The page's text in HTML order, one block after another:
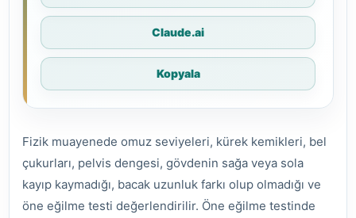
Claude.ai
Kopyala
Fizik muayenede omuz seviyeleri, kürek kemikleri, bel
çukurları, pelvis dengesi, gövdenin sağa veya sola
kayıp kaymadığı, bacak uzunluk farkı olup olmadığı ve
öne eğilme testi değerlendirilir. Öne eğilme testinde